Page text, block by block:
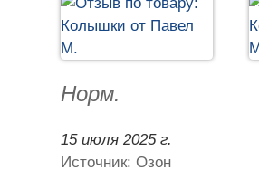
Норм.
15 июля 2025 г.
Источник: Озон